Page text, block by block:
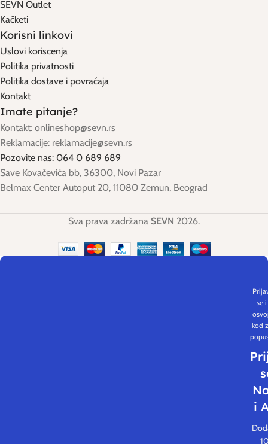
SEVN Outlet
Kačketi
Korisni linkovi
Uslovi koriscenja
Politika privatnosti
Politika dostave i povraćaja
Kontakt
Imate pitanje?
Kontakt: onlineshop@sevn.rs
Reklamacije: reklamacije@sevn.rs
Pozovite nas: 064 0 689 689
Save Kovačeviċa bb, 36300, Novi Pazar
Belmax Center Autoput 20, 11080 Zemun, Beograd
Sva prava zadržana SEVN 2026.
se i
kod
i